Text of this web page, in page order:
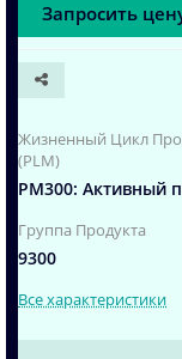
Запросить
Жизненный Цикл
(PLM)
PM300: Активный
Группа Продукта
9300
Все характеристики